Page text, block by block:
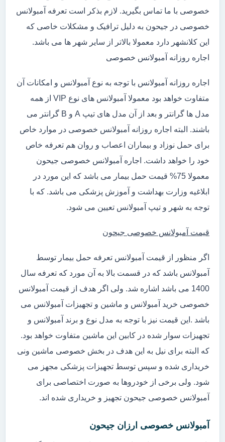
خصوصی با ما تماس بگیرید. لازم بذکر است تعرفه آمبولانس
خصوصی در جیحون به دلیل ترافیک و مشکلات خاصی که
این کلانشهر دارد معمولا بالاتر از سایر شهر ها می باشد.
اجاره روزانه آمبولانس خصوصی
اجاره روزانه آمبولانس با توجه به نوع آمبولانس و امکانات آن
متفاوت خواهد بود معمولا آمبولانس های نوع VIP از همه
مدل ها گرانتر و بعد از آن مدل های تیپ A و B گرانتر می
باشند. البته اجاره روزانه آمبولانس خصوصی در موارد خاص
برای حمل نوزاد و بیماران اعصاب و روان هم تعرفه خاص
خود را خواهد داشت. اجاره آمبولانس خصوصی جیحون
معمولا 75% قیمت حمل بیمار می باشد که این مورد در
ابلاغیه وزارت بهداشت و آموزش پزشکی می باشد. که با
توجه به شهر و تیپ آمبولانس تعیین می شود.
قیمت آمبولانس خصوصی جیحون
اگر منظور از قیمت آمبولانس تعرفه حمل بیمار توسط
آمبولانس باشد که در قسمت بالا به آن مورد که تعرفه سال
1400 می باشد اشاره شد. ولی اگر هدف از قیمت آمبولانس
خصوصی خرید آمبولانس و ماشین و تجهیزات آمبولانس می
باشد .این قیمت نیز با توجه به مدل نوع و برند آمبولانس و
تجهیزات سوار شده در کابین این ماشین متفاوت خواهد بود.
که البته برای نیل به این هدف در بخش خصوصی ماشین ونی
خریداری شده و سپس توسط تجهیزات پزشکی مجهز می
شود. ولی برخی از خودروها به صورت اختصاصی برای
آمبولانس خصوصی جیحون تجهیز و خریداری شده اند.
آمبولانس خصوصی ارزان جیحون